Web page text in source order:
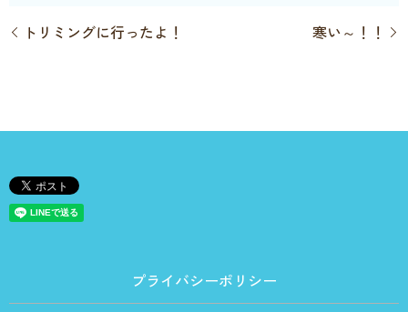
トリミングに行ったよ！ 寒い～！！
プライバシーポリシー